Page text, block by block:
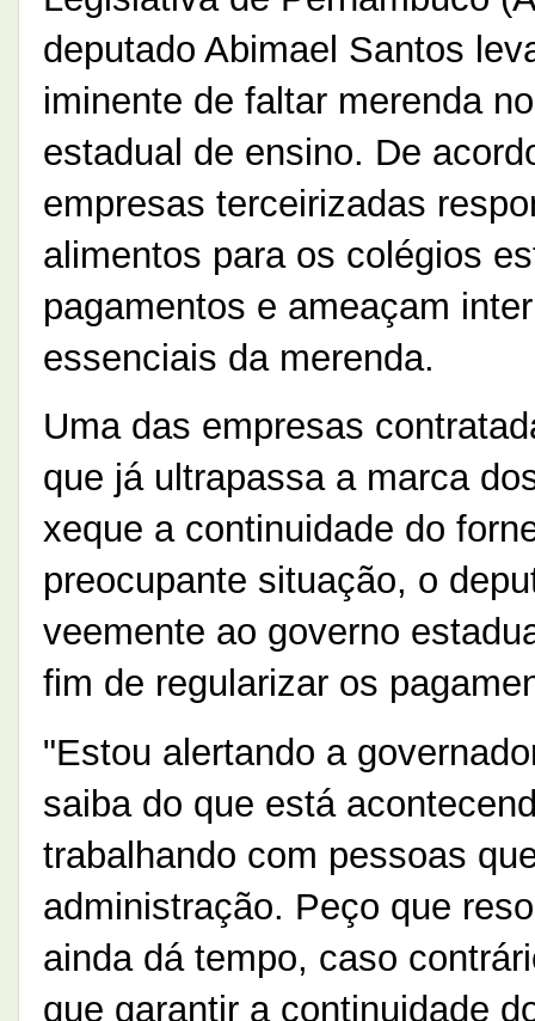
deputado Abimael Santos
iminente de faltar merenda
estadual de ensino. De
empresas terceirizadas
alimentos para os colégios
pagamentos e ameaçam
essenciais da merenda.
Uma das empresas
que já ultrapassa a marca
xeque a continuidade do
preocupante situação, o
veemente ao governo
fim de regularizar os
"Estou alertando a
saiba do que está
trabalhando com pessoas
administração. Peço que
ainda dá tempo, caso
que garantir a continuidade